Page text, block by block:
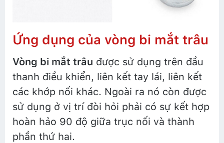
Ứng dụng của vòng bi mắt trâu
Vòng bi mắt trâu được sử dụng trên đầu
thanh điều khiển, liên kết tay lái, liên kết
các khớp nối khác. Ngoài ra nó còn được
sử dụng ở vị trí đòi hỏi phải có sự kết hợp
hoàn hảo 90 độ giữa trục nối và thành
phần thứ hai.